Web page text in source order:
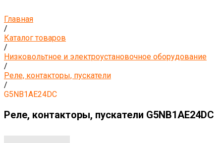
Главная
/
Каталог товаров
/
Низковольтное и электроустановочное оборудование
/
Реле, контакторы, пускатели
/
G5NB1AE24DC
Реле, контакторы, пускатели G5NB1AE24DC